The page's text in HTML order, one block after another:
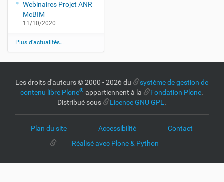
Webinaires Projet ANR
McBIM
11/10/2020
Plus d'actualités…
Les droits d'auteurs©2000 - 2026 du
système de gestion de
contenu libre Plone® appartiennent à la Fondation Plone.
Distribué sous
Licence GNU GPL .
Plan du site Accessibilité
Contact
Réalisé avec Plone & Python